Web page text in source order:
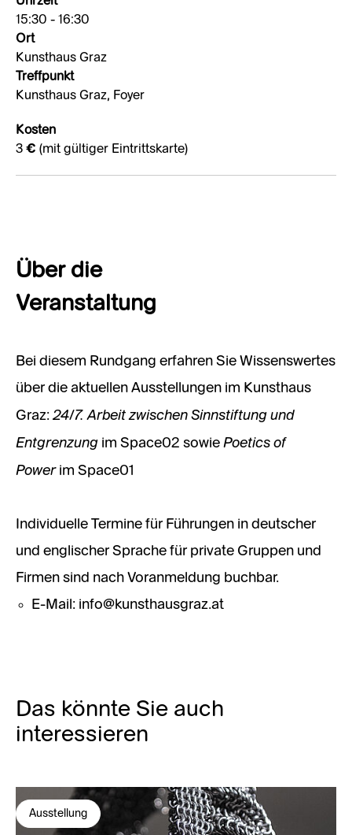
15:30 - 16:30
Ort
Kunsthaus Graz
Treffpunkt
Kunsthaus Graz, Foyer
Kosten
3 € (mit gültiger Eintrittskarte)
Über die
Veranstaltung
Bei diesem Rundgang erfahren Sie Wissenswertes
über die aktuellen Ausstellungen im Kunsthaus
Graz: 24/7. Arbeit zwischen Sinnstiftung und
Entgrenzung im Space02 sowie Poetics of
Powerim Space01
Individuelle Termine für Führungen in deutscher
und englischer Sprache für private Gruppen und
Firmen sind nach Voranmeldung buchbar.
E-Mail: info@kunsthausgraz.at​​​​​​​
Das könnte Sie auch
interessieren
Ausstellung